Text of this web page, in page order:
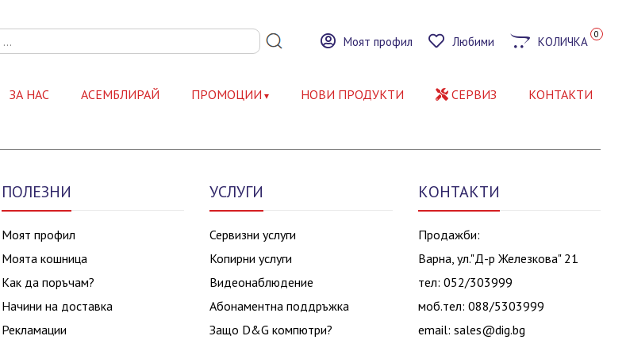
Моят профил Любими КОЛИЧКА 0
ЗА НАС АСЕМБЛИРАЙ ПРОМОЦИИ НОВИ ПРОДУКТИ СЕРВИЗ КОНТАКТИ
ПОЛЕЗНИ
Моят профил
Моята кошница
Как да поръчам?
Начини на доставка
Рекламации
УСЛУГИ
Сервизни услуги
Копирни услуги
Видеонаблюдение
Абонаментна поддръжка
Защо D&G компютри?
КОНТАКТИ
Продажби:
Варна, ул."Д-р Железкова" 21
тел: 052/303999
моб.тел: 088/5303999
email: sales@dig.bg